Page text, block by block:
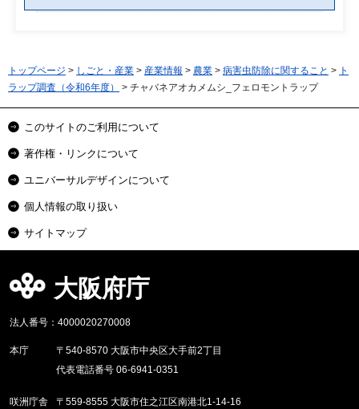
トップページ > しごと・産業 > 産業情報 > 農業 > 病害虫防除に関すること > ト
ラップ調査（令和6年度）
> チャバネアオカメムシ_フェロモントラップ
このサイトのご利用について
著作権・リンクについて
ユニバーサルデザインについて
個人情報の取り扱い
サイトマップ
大阪府庁
法人番号：4000020270008
本庁
〒540-8570 大阪市中央区大手前2丁目
代表電話番号 06-6941-0351
咲洲庁舎 〒559-8555 大阪市住之江区南港北1-14-16